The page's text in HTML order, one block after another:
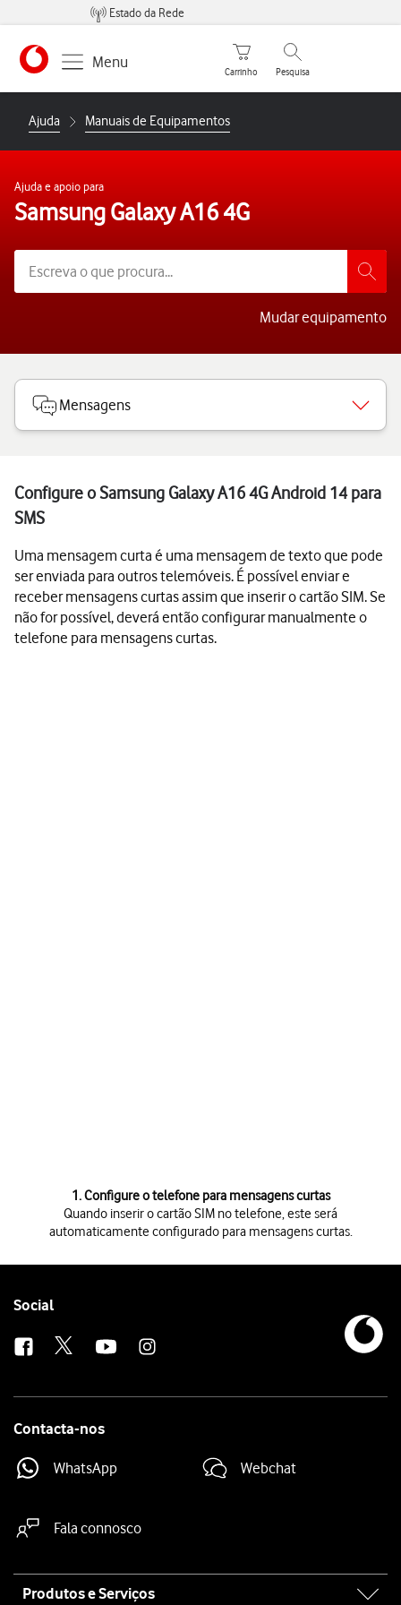
Estado da Rede
https://www.vodafone.pt
Menu
Carrinho de compras
Carrinho
Pesquisar
Pesquisa
Ajuda Manuais de Equipamentos
Ajuda e apoio para
Samsung Galaxy A16 4G
Mudar equipamento
Mensagens
Configure o Samsung Galaxy A16 4G Android 14 para
SMS
Uma mensagem curta é uma mensagem de texto que pode
ser enviada para outros telemóveis. É possível enviar e
receber mensagens curtas assim que inserir o cartão SIM. Se
não for possível, deverá então configurar manualmente o
telefone para mensagens curtas.
1. Configure o telefone para mensagens curtas
Quando inserir o cartão SIM no telefone, este será
automaticamente configurado para mensagens curtas.
Follow
Social
Contacta-nos
WhatsApp Webchat
Fala connosco
Produtos e Serviços